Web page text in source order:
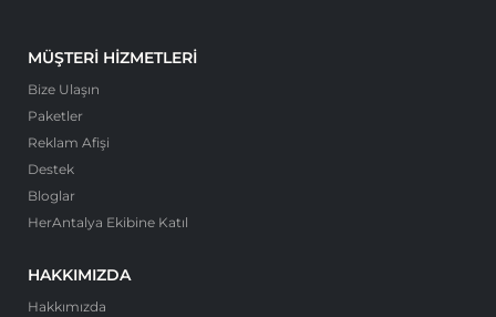
MÜŞTERI HIZMETLERI
Bize Ulaşın
Paketler
Reklam Afişi
Destek
Bloglar
HerAntalya Ekibine Katıl
HAKKIMIZDA
Hakkımızda